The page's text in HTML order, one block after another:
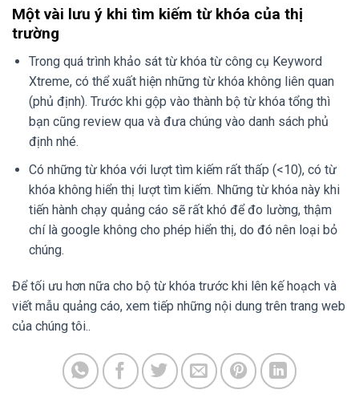
Một vài lưu ý khi tìm kiếm từ khóa của thị
trường
Trong quá trình khảo sát từ khóa từ công cụ Keyword
Xtreme, có thể xuất hiện những từ khóa không liên quan
(phủ định). Trước khi gộp vào thành bộ từ khóa tổng thì
bạn cũng review qua và đưa chúng vào danh sách phủ
định nhé.
Có những từ khóa với lượt tìm kiếm rất thấp (<10), có từ
khóa không hiển thị lượt tìm kiếm. Những từ khóa này khi
tiến hành chạy quảng cáo sẽ rất khó để đo lường, thậm
chí là google không cho phép hiển thị, do đó nên loại bỏ
chúng.
Để tối ưu hơn nữa cho bộ từ khóa trước khi lên kế hoạch và
viết mẫu quảng cáo, xem tiếp những nội dung trên trang web
của chúng tôi..